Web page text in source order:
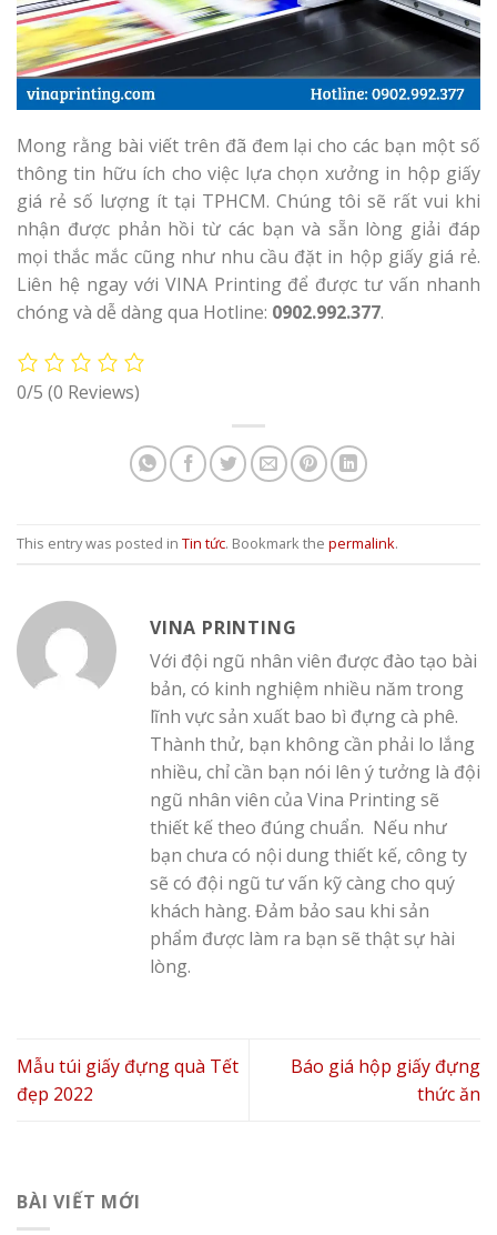
Mong rằng bài viết trên đã đem lại cho các bạn một số
thông tin hữu ích cho việc lựa chọn xưởng in hộp giấy
giá rẻ số lượng ít tại TPHCM. Chúng tôi sẽ rất vui khi
nhận được phản hồi từ các bạn và sẵn lòng giải đáp
mọi thắc mắc cũng như nhu cầu đặt in hộp giấy giá rẻ.
Liên hệ ngay với VINA Printing để được tư vấn nhanh
chóng và dễ dàng qua Hotline: 0902.992.377.
0/5 (0 Reviews)
This entry was posted in Tin tức. Bookmark the permalink.
VINA PRINTING
Với đội ngũ nhân viên được đào tạo bài
bản, có kinh nghiệm nhiều năm trong
lĩnh vực sản xuất bao bì đựng cà phê.
Thành thử, bạn không cần phải lo lắng
nhiều, chỉ cần bạn nói lên ý tưởng là đội
ngũ nhân viên của Vina Printing sẽ
thiết kế theo đúng chuẩn. Nếu như
bạn chưa có nội dung thiết kế, công ty
sẽ có đội ngũ tư vấn kỹ càng cho quý
khách hàng. Đảm bảo sau khi sản
phẩm được làm ra bạn sẽ thật sự hài
lòng.
Mẫu túi giấy đựng quà Tết
đẹp 2022
Báo giá hộp giấy đựng
thức ăn
BÀI VIẾT MỚI